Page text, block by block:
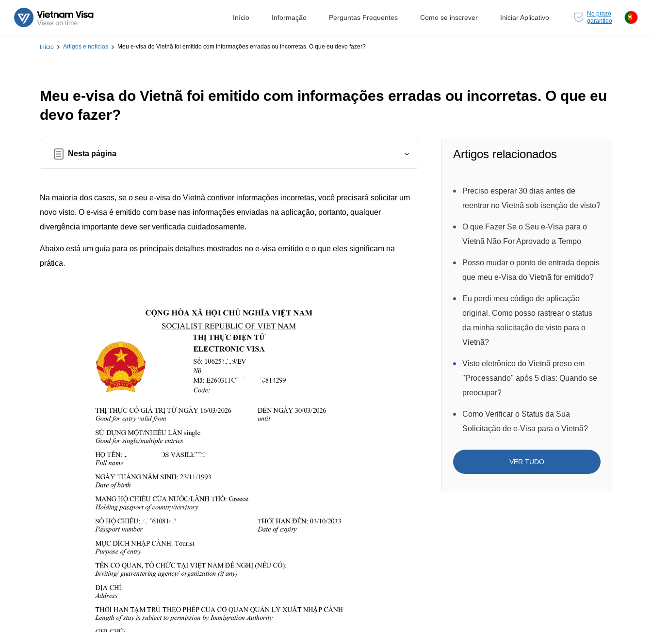
Início Informação Perguntas Frequentes Como se inscrever Iniciar Aplicativo
No prazo
garantido
Início Artigos e notícias Meu e-visa do Vietnã foi emitido com informações erradas ou incorretas. O que eu devo fazer?
Meu e-visa do Vietnã foi emitido com informações erradas ou incorretas. O que eu
devo fazer?
Nesta página
Na maioria dos casos, se o seu e-visa do Vietnã contiver informações incorretas, você precisará solicitar um
novo visto. O e-visa é emitido com base nas informações enviadas na aplicação, portanto, qualquer
divergência importante deve ser verificada cuidadosamente.
Abaixo está um guia para os principais detalhes mostrados no e-visa emitido e o que eles significam na
prática.
Artigos relacionados
Preciso esperar 30 dias antes de
reentrar no Vietnã sob isenção de visto?
O que Fazer Se o Seu e-Visa para o
Vietnã Não For Aprovado a Tempo
Posso mudar o ponto de entrada depois
que meu e-Visa do Vietnã for emitido?
Eu perdi meu código de aplicação
original. Como posso rastrear o status
da minha solicitação de visto para o
Vietnã?
Visto eletrônico do Vietnã preso em
"Processando" após 5 dias: Quando se
preocupar?
Como Verificar o Status da Sua
Solicitação de e-Visa para o Vietnã?
VER TUDO